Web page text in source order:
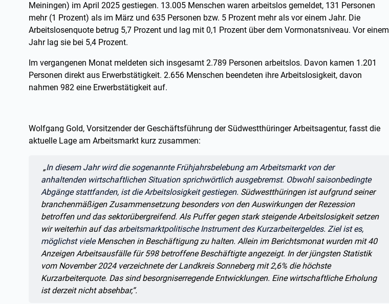
Meiningen) im April 2025 gestiegen. 13.005 Menschen waren arbeitslos gemeldet, 131 Personen
mehr (1 Prozent) als im März und 635 Personen bzw. 5 Prozent mehr als vor einem Jahr. Die
Arbeitslosenquote betrug 5,7 Prozent und lag mit 0,1 Prozent über dem Vormonatsniveau. Vor einem
Jahr lag sie bei 5,4 Prozent.
Im vergangenen Monat meldeten sich insgesamt 2.789 Personen arbeitslos. Davon kamen 1.201
Personen direkt aus Erwerbstätigkeit. 2.656 Menschen beendeten ihre Arbeitslosigkeit, davon
nahmen 982 eine Erwerbstätigkeit auf.
Wolfgang Gold, Vorsitzender der Geschäftsführung der Südwestthüringer Arbeitsagentur, fasst die
aktuelle Lage am Arbeitsmarkt kurz zusammen:
Zitat:
„In diesem Jahr wird die sogenannte Frühjahrsbelebung am Arbeitsmarkt von der
anhaltenden wirtschaftlichen Situation sprichwörtlich ausgebremst. Obwohl saisonbedingte
Abgänge stattfanden, ist die Arbeitslosigkeit gestiegen. Südwestthüringen ist aufgrund seiner
branchenmäßigen Zusammensetzung besonders von den Auswirkungen der Rezession
betroffen und das sektorübergreifend. Als Puffer gegen stark steigende Arbeitslosigkeit setzen
wir weiterhin auf das arbeitsmarktpolitische Instrument des Kurzarbeitergeldes. Ziel ist es,
möglichst vieleMenschen in Beschäftigung zu halten. Allein im Berichtsmonat wurden mit 40
Anzeigen Arbeitsausfälle für 598 betroffene Beschäftigte angezeigt. In der jüngsten Statistik
vom November 2024 verzeichnete der Landkreis Sonneberg mit 2,6% die höchste
Kurzarbeiterquote. Das sind besorgniserregende Entwicklungen. Eine wirtschaftliche Erholung
ist derzeit nicht absehbar,“.